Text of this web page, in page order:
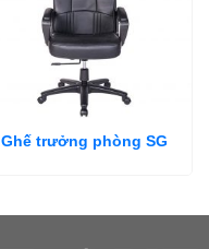
Ghế trưởng phòng SG